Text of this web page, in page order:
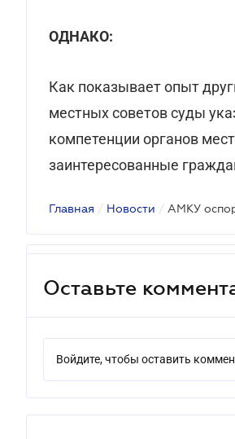
ОДНАКО:
Как показывает опыт
местных советов суды
компетенции органов
заинтересованные
Главная / Новости / АМКУ
Оставьте
Войдите, чтобы оставить